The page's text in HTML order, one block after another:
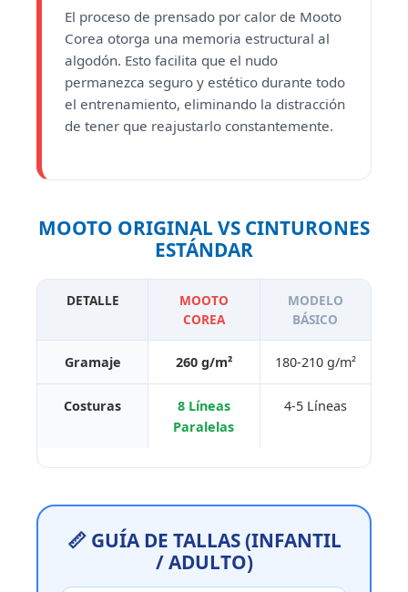
El proceso de prensado por calor de Mooto
Corea otorga una memoria estructural al
algodón. Esto facilita que el nudo
permanezca seguro y estético durante todo
el entrenamiento, eliminando la distracción
de tener que reajustarlo constantemente.
MOOTO ORIGINAL VS CINTURONES
ESTÁNDAR
DETALLE
MOOTO
COREA
MODELO
BÁSICO
Gramaje 260 g/m² 180-210 g/m²
Costuras
8 Líneas
Paralelas
4-5 Líneas
📏 GUÍA DE TALLAS (INFANTIL
/ ADULTO)